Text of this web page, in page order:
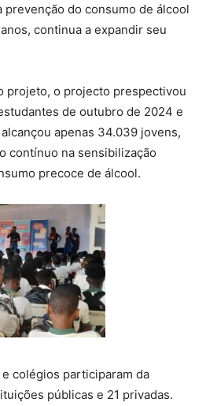
prevenção do consumo de álcool
continua a expandir seu
projeto, o projecto prespectivou
de outubro de 2024 e
apenas 34.039 jovens,
contínuo na sensibilização
precoce de álcool.
colégios participaram da
públicas e 21 privadas.